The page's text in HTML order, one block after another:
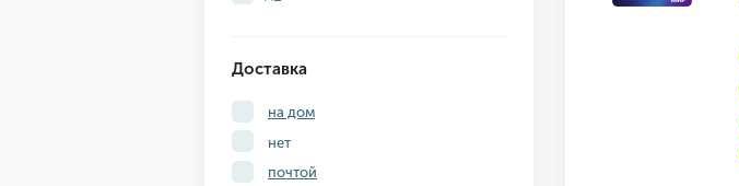
Доставка
на дом
нет
почтой